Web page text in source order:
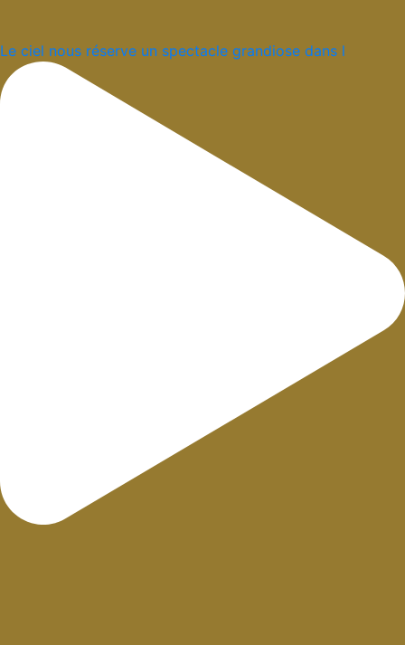
Le ciel nous réserve un spectacle grandiose dans l